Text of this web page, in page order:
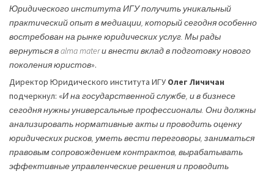
Юридического института ИГУ получить уникальный
практический опыт в медиации, который сегодня особенно
востребован на рынке юридических услуг. Мы рады
вернуться в alma mater и внести вклад в подготовку нового
поколения юристов».
Директор Юридического института ИГУ Олег Личичан
подчеркнул: «И на государственной службе, и в бизнесе
сегодня нужны универсальные профессионалы. Они должны
анализировать нормативные акты и проводить оценку
юридических рисков, уметь вести переговоры, заниматься
правовым сопровождением контрактов, вырабатывать
эффективные управленческие решения и проводить